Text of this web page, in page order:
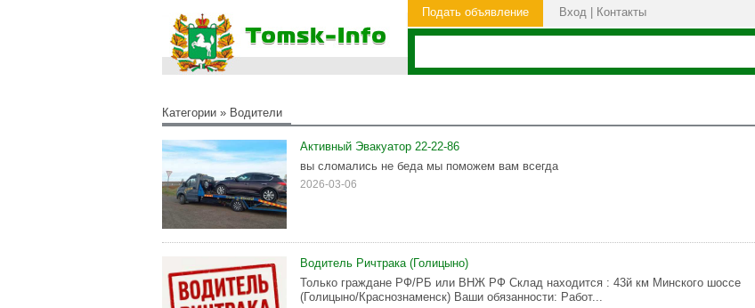
Подать объявление Вход Контакты
Категории » Водители
Активный Эвакуатор 22-22-86
вы сломались не беда мы поможем вам всегда
2026-03-06
Водитель Ричтрака (Голицыно)
Только граждане РФ/РБ или ВНЖ РФ Склад находится : 43й км Минского шоссе
(Голицыно/Краснознаменск) Ваши обязанности: Работ...